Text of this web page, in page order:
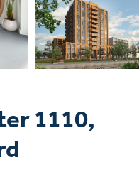
1110,